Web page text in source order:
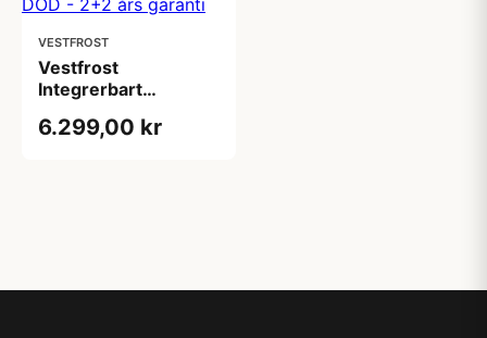
VESTFROST
Vestfrost
Integrerbart
177 DOD - 2+2 års
6.299,00 kr